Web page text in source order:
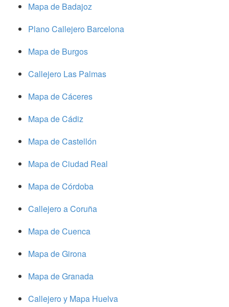
Mapa de Badajoz
Plano Callejero Barcelona
Mapa de Burgos
Callejero Las Palmas
Mapa de Cáceres
Mapa de Cádiz
Mapa de Castellón
Mapa de Ciudad Real
Mapa de Córdoba
Callejero a Coruña
Mapa de Cuenca
Mapa de Girona
Mapa de Granada
Callejero y Mapa Huelva